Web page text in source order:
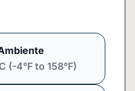
(-4°F to 158°F)